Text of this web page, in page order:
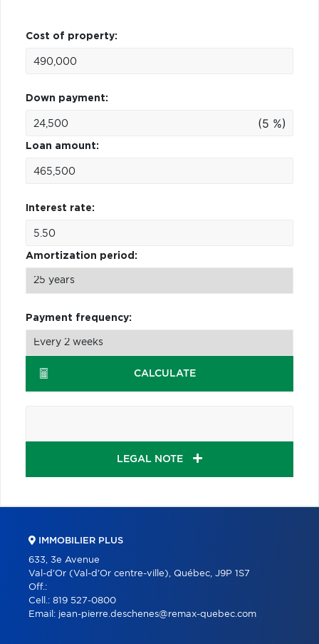
Cost of property:
Down payment:
(5 %)
Loan amount:
Interest rate:
Amortization period:
Payment frequency:
CALCULATE
LEGAL NOTE
IMMOBILIER PLUS
633, 3e Avenue
Val-d'Or (Val-d'Or centre-ville), Québec, J9P 1S7
Off.:
Cell.: 819 527-0800
Email: jean-pierre.deschenes@remax-quebec.com